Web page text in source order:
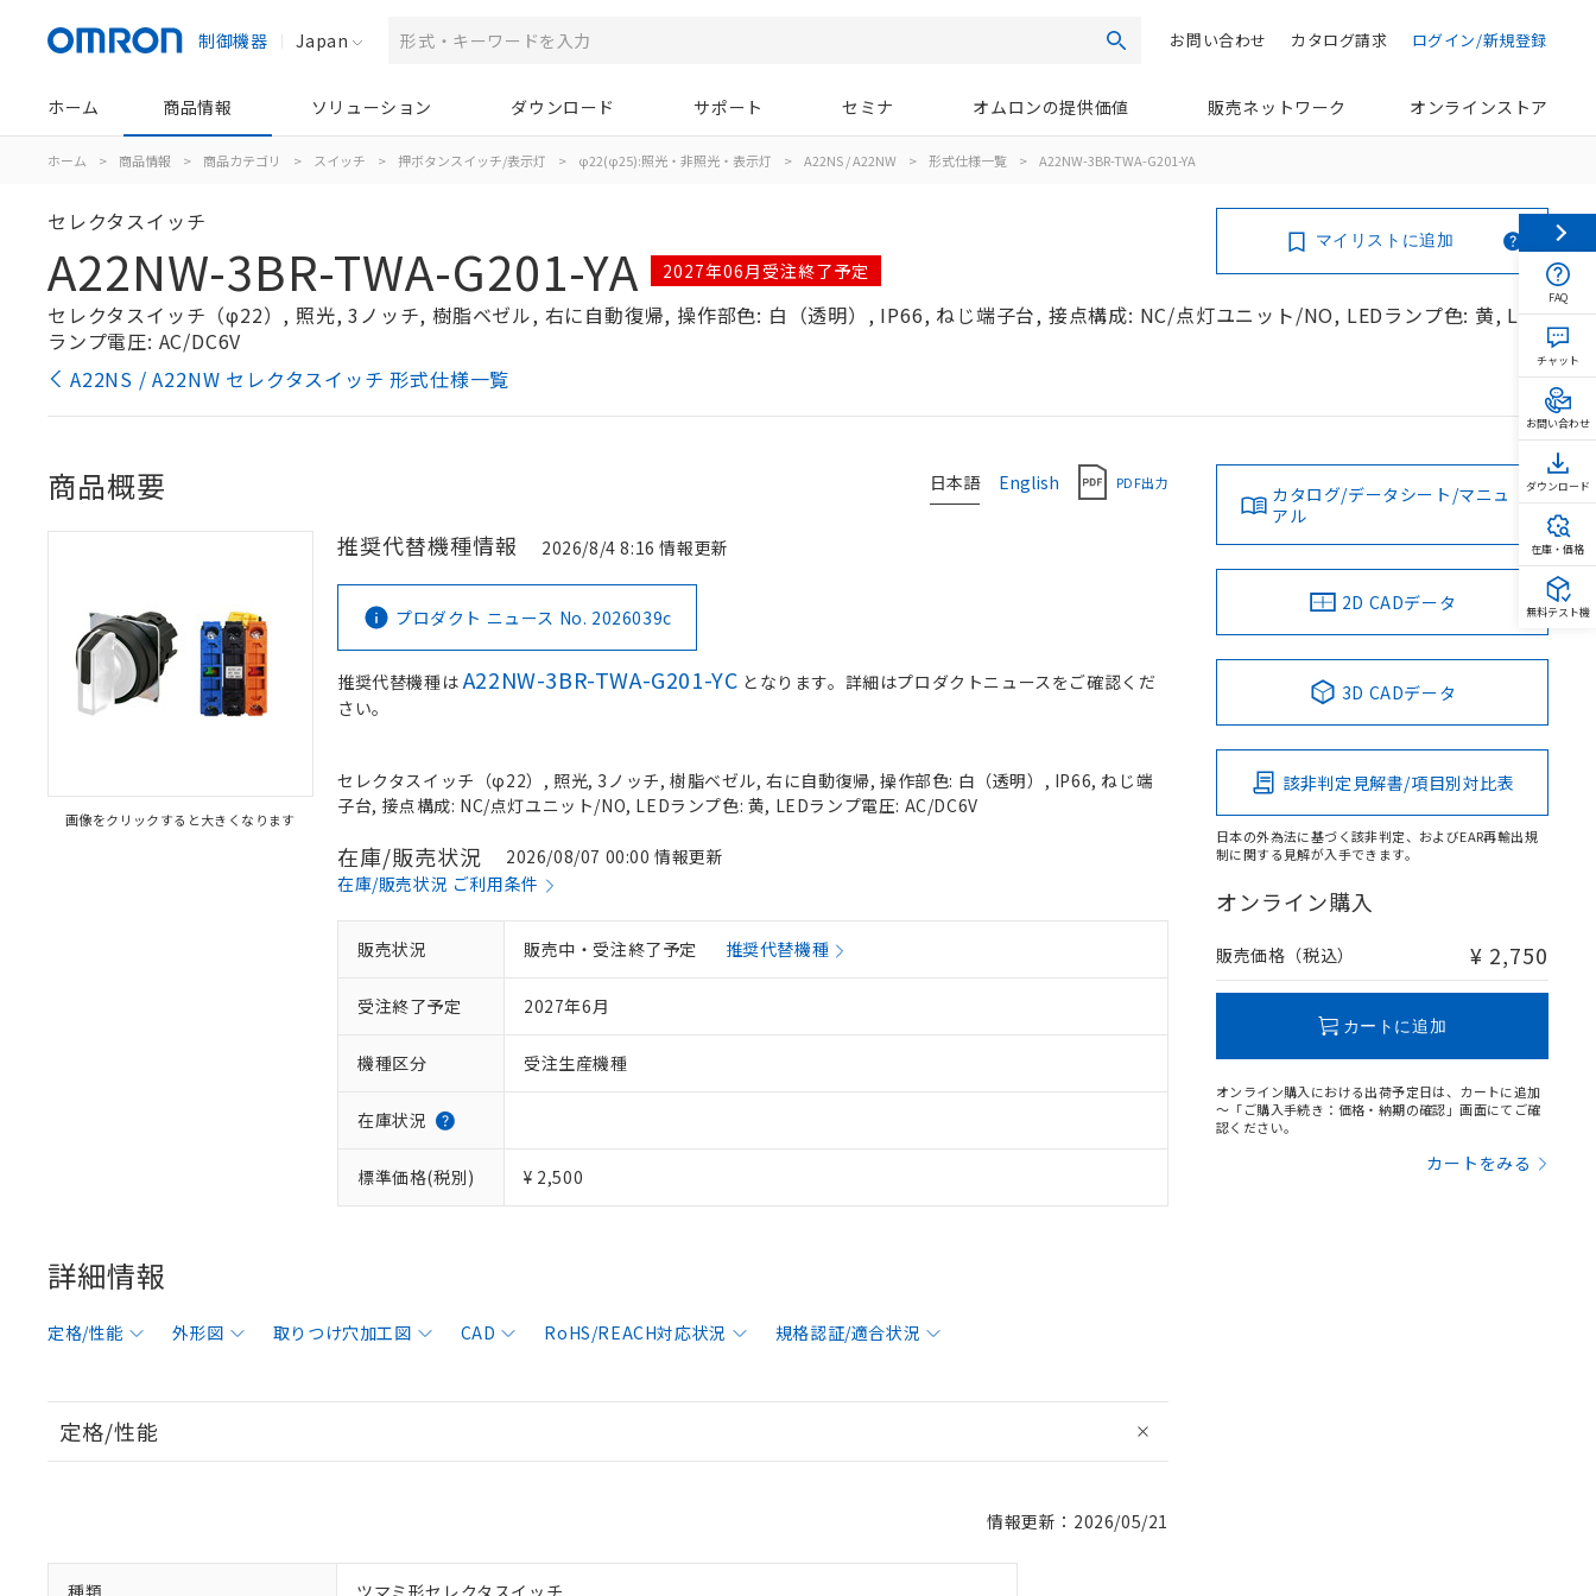
制御機器 Japan 検索 ログイン/新規登録
カタログ請求
お問い合わせ
ホーム 商品情報 ソリューション ダウンロード サポート セミナ オムロンの提供価値 販売ネットワーク オンラインストア
ホーム > 商品情報 > 商品カテゴリ > スイッチ > 押ボタンスイッチ/表示灯 > φ22(φ25):照光・非照光・表示灯 > A22NS / A22NW > 形式仕様一覧 > A22NW-3BR-TWA-G201-YA
セレクタスイッチ
A22NW-3BR-TWA-G201-YA 2027年06月受注終了予定
セレクタスイッチ（φ22）, 照光, 3ノッチ, 樹脂ベゼル, 右に自動復帰, 操作部色: 白（透明）, IP66, ねじ端子台, 接点構成: NC/点灯ユニット/NO, LEDランプ色: 黄, LED
ランプ電圧: AC/DC6V
A22NS / A22NW セレクタスイッチ 形式仕様一覧
マイリストに追加
日本語 English PDF出力
商品概要
画像をクリックすると大きくなります
推奨代替機種情報 2026/8/4 8:16 情報更新
プロダクト ニュース No. 2026039c
推奨代替機種はA22NW-3BR-TWA-G201-YC となります。詳細はプロダクトニュースをご確認くだ
さい。
セレクタスイッチ（φ22）, 照光, 3ノッチ, 樹脂ベゼル, 右に自動復帰, 操作部色: 白（透明）, IP66, ねじ端
子台, 接点構成: NC/点灯ユニット/NO, LEDランプ色: 黄, LEDランプ電圧: AC/DC6V
在庫/販売状況
2026/08/07 00:00 情報更新
在庫/販売状況 ご利用条件
販売状況 販売中・受注終了予定 推奨代替機種
受注終了予定 2027年6月
機種区分 受注生産機種
在庫状況
標準価格(税別) ¥ 2,500
詳細情報
定格/性能 外形図 取りつけ穴加工図 CAD RoHS/REACH対応状況 規格認証/適合状況
定格/性能
情報更新：2026/05/21
種類 ツマミ形セレクタスイッチ
カタログ/データシート/マニュ
アル
2D CADデータ
3D CADデータ
該非判定見解書/項目別対比表
日本の外為法に基づく該非判定、およびEAR再輸出規
制に関する見解が入手できます。
オンライン購入
販売価格（税込） ¥ 2,750
カートに追加
オンライン購入における出荷予定日は、カートに追加
～「ご購入手続き：価格・納期の確認」画面にてご確
認ください。
カートをみる
FAQ
チャット
お問い合わせ
ダウンロード
在庫・価格
無料テスト機